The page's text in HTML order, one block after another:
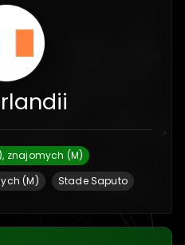
znajomych (M)
(M)
Stade Saputo